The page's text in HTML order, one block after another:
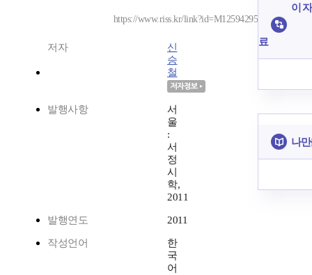
https://www.riss.kr/link?id=M12594295
저자
신
승
철
발행사항
서
울
:
서
정
시
학,
2011
발행연도 2011
작성언어
한
국
어
이
료
나